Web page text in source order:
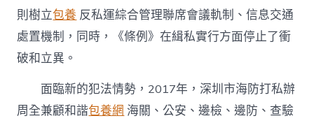
則樹立包養 反私運綜合管理聯席會議軌制、信息交通
處置機制，同時，《條例》在緝私實行方面停止了衝
破和立異。
面臨新的犯法情勢，2017年，深圳市海防打私辦
周全兼顧和諧包養網 海關、公安、邊檢、邊防、查驗